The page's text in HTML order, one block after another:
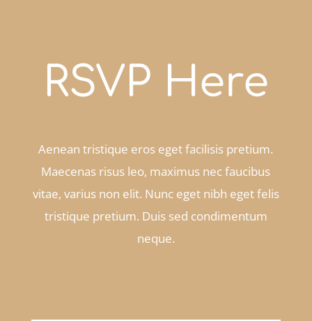
RSVP Here
Aenean tristique eros eget facilisis pretium.
Maecenas risus leo, maximus nec faucibus
vitae, varius non elit. Nunc eget nibh eget felis
tristique pretium. Duis sed condimentum
neque.